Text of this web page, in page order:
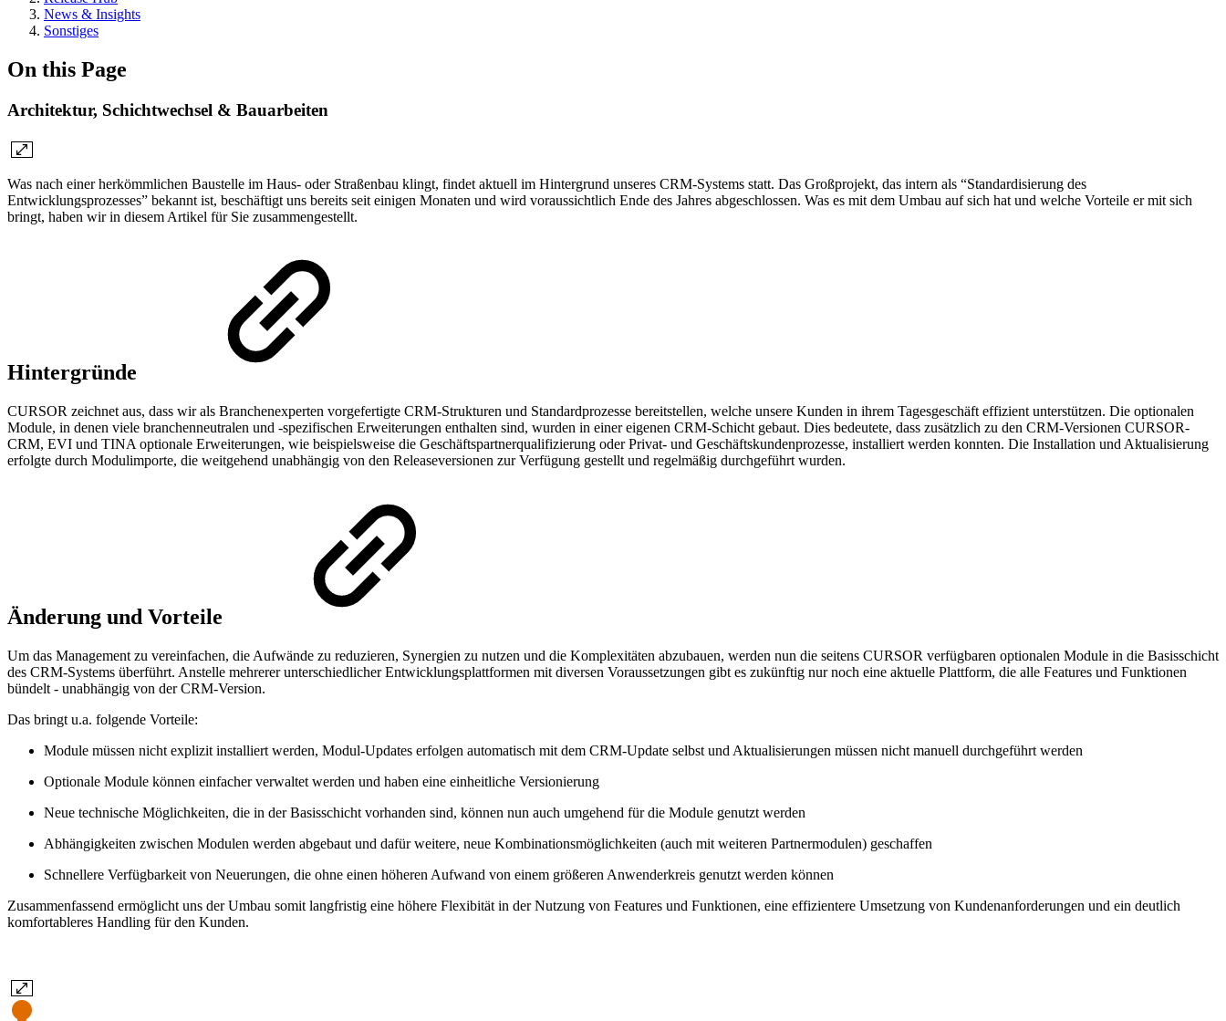
News & Insights
Sonstiges
On this Page
Architektur, Schichtwechsel & Bauarbeiten
Was nach einer herkömmlichen Baustelle im Haus- oder Straßenbau klingt, findet aktuell im Hintergrund unseres CRM-Systems statt. Das Großprojekt, das intern als “Standardisierung des
Entwicklungsprozesses” bekannt ist, beschäftigt uns bereits seit einigen Monaten und wird voraussichtlich Ende des Jahres abgeschlossen. Was es mit dem Umbau auf sich hat und welche Vorteile er mit sich
bringt, haben wir in diesem Artikel für Sie zusammengestellt.
Hintergründe
CURSOR zeichnet aus, dass wir als Branchenexperten vorgefertigte CRM-Strukturen und Standardprozesse bereitstellen, welche unsere Kunden in ihrem Tagesgeschäft effizient unterstützen. Die optionalen
Module, in denen viele branchenneutralen und -spezifischen Erweiterungen enthalten sind, wurden in einer eigenen CRM-Schicht gebaut. Dies bedeutete, dass zusätzlich zu den CRM-Versionen CURSOR-
CRM, EVI und TINA optionale Erweiterungen, wie beispielsweise die Geschäftspartnerqualifizierung oder Privat- und Geschäftskundenprozesse, installiert werden konnten. Die Installation und Aktualisierung
erfolgte durch Modulimporte, die weitgehend unabhängig von den Releaseversionen zur Verfügung gestellt und regelmäßig durchgeführt wurden.
Änderung und Vorteile
Um das Management zu vereinfachen, die Aufwände zu reduzieren, Synergien zu nutzen und die Komplexitäten abzubauen, werden nun die seitens CURSOR verfügbaren optionalen Module in die Basisschicht
des CRM-Systems überführt. Anstelle mehrerer unterschiedlicher Entwicklungsplattformen mit diversen Voraussetzungen gibt es zukünftig nur noch eine aktuelle Plattform, die alle Features und Funktionen
bündelt - unabhängig von der CRM-Version.
Das bringt u.a. folgende Vorteile:
Module müssen nicht explizit installiert werden, Modul-Updates erfolgen automatisch mit dem CRM-Update selbst und Aktualisierungen müssen nicht manuell durchgeführt werden
Optionale Module können einfacher verwaltet werden und haben eine einheitliche Versionierung
Neue technische Möglichkeiten, die in der Basisschicht vorhanden sind, können nun auch umgehend für die Module genutzt werden
Abhängigkeiten zwischen Modulen werden abgebaut und dafür weitere, neue Kombinationsmöglichkeiten (auch mit weiteren Partnermodulen) geschaffen
Schnellere Verfügbarkeit von Neuerungen, die ohne einen höheren Aufwand von einem größeren Anwenderkreis genutzt werden können
Zusammenfassend ermöglicht uns der Umbau somit langfristig eine höhere Flexibität in der Nutzung von Features und Funktionen, eine effizientere Umsetzung von Kundenanforderungen und ein deutlich
komfortableres Handling für den Kunden.